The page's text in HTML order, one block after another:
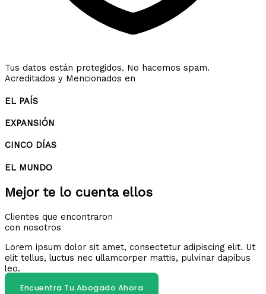
Tus datos están protegidos. No hacemos spam.
Acreditados y Mencionados en
EL PAÍS
EXPANSIÓN
CINCO DÍAS
EL MUNDO
Mejor te lo cuenta ellos
Clientes que encontraron
con nosotros
Lorem ipsum dolor sit amet, consectetur adipiscing elit. Ut
elit tellus, luctus nec ullamcorper mattis, pulvinar dapibus
leo.
Encuentra Tu Abogado Ahora